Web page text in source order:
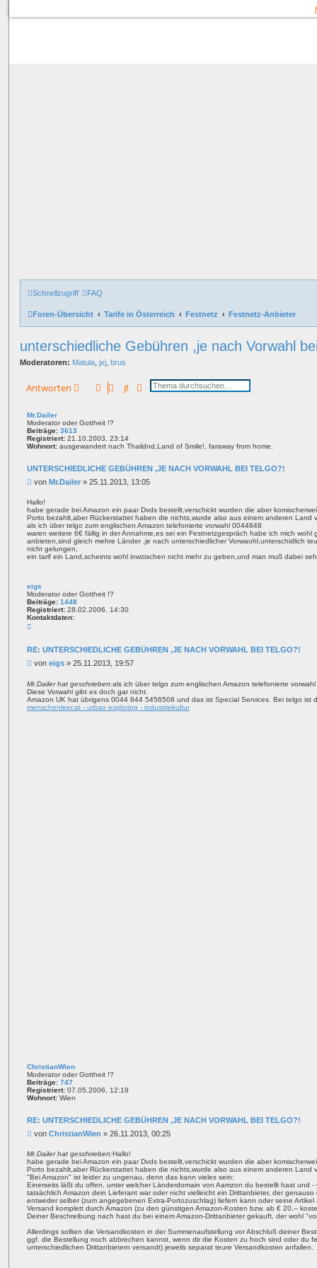
Schnellzugriff FAQ
Foren-Übersicht Tarife in Österreich Festnetz Festnetz-Anbieter
unterschiedliche Gebühren ,je nach Vorwahl
Moderatoren: Matula jxj brus
Antworten SucheErweiterte Suche
Mr.Dailer
Moderator oder Gottheit !?
Beiträge: 3613
Registriert: 21.10.2003, 23:14
Wohnort: ausgewandert nach Thaildnd,Land of Smile!, faraway from home.
UNTERSCHIEDLICHE GEBÜHREN ,JE NACH VORWAHL BEI TELGO?!
B
i
t
r
a
g
von Mr.Dailer » 25.11.2013, 13:05
Hallo!
habe gerade bei Amazon ein paar Dvds bestellt,verschickt wurden die aber
Porto bezahlt,aber Rückerstattet haben die nichts,wurde also aus einem anderen Land
als ich über telgo zum englischen Amazon telefonierte vorwahl 0044848
waren weitere 6€ fällig in der Annahme,es sei ein Festnetzgespräch habe ich mich wohl
anbieten,sind gleich mehre Länder ,je nach unterschiedlicher Vorwaohl,unterschidlich
nicht gelungen,
ein tarif ein Land,scheints wohl inwzischen nicht mehr zu geben,und man muß dabei
eigs
Moderator oder Gottheit !?
Beiträge: 1448
Registriert: 28.02.2006, 14:30
Kontaktdaten:
t
k
a
t
e
n
RE: UNTERSCHIEDLICHE GEBÜHREN ,JE NACH VORWAHL BEI TELGO?!
B
i
t
r
a
von eigs » 25.11.2013, 19:57
Mr.Dailer hat geschrieben:als ich über telgo zum englischen Amazon telefonierte
Diese Vorwahl gibt es doch gar nicht.
Amazon UK hat übrigens 0044 844 5456508 und das ist Special Services. Bei telgo ist
menschenleer.at - urban exploring - industriekultur
ChristianWien
Moderator oder Gottheit !?
Beiträge: 747
Registriert: 07.05.2006, 12:19
Wohnort: Wien
RE: UNTERSCHIEDLICHE GEBÜHREN ,JE NACH VORWAHL BEI TELGO?!
B
i
t
r
a
g
von ChristianWien » 26.11.2013, 00:25
Mr.Dailer hat geschrieben:Hallo!
habe gerade bei Amazon ein paar Dvds bestellt,verschickt wurden die aber
Porto bezahlt,aber Rückerstattet haben die nichts,wurde also aus einem anderen Land
"Bei Amazon" ist leider zu ungenau, denn das kann vieles sein:
Einerseits läßt du offen, unter welcher Länderdomain von Aamzon du bestellt hast und
tatsächlich Amazon dein Lieferant war oder nicht vielleicht ein Drittanbieter, der
entweder selber (zum angegebenen Extra-Portozuschlag) liefern kann oder seine
Versand komplett durch Amazon (zu den günstigen Amazon-Kosten bzw. ab € 20,--
Deiner Beschreibung nach hast du bei einem Amazon-Drittanbieter gekauft, der wohl
Allerdings sollten die Versandkosten in der Summenaufstellung vor Abschluß deiner
ggf. die Bestellung noch abbrechen kannst, wenn dir die Kosten zu hoch sind oder du
unterschiedlichen Drittanbietern versandt) jeweils separat teure Versandkosten anfallen.